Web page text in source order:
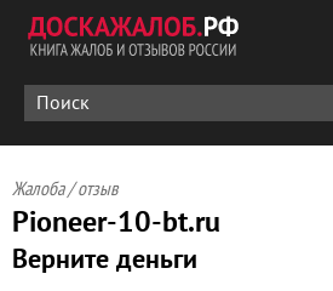
Жалоба / отзыв
Pioneer-10-bt.ru
Верните деньги